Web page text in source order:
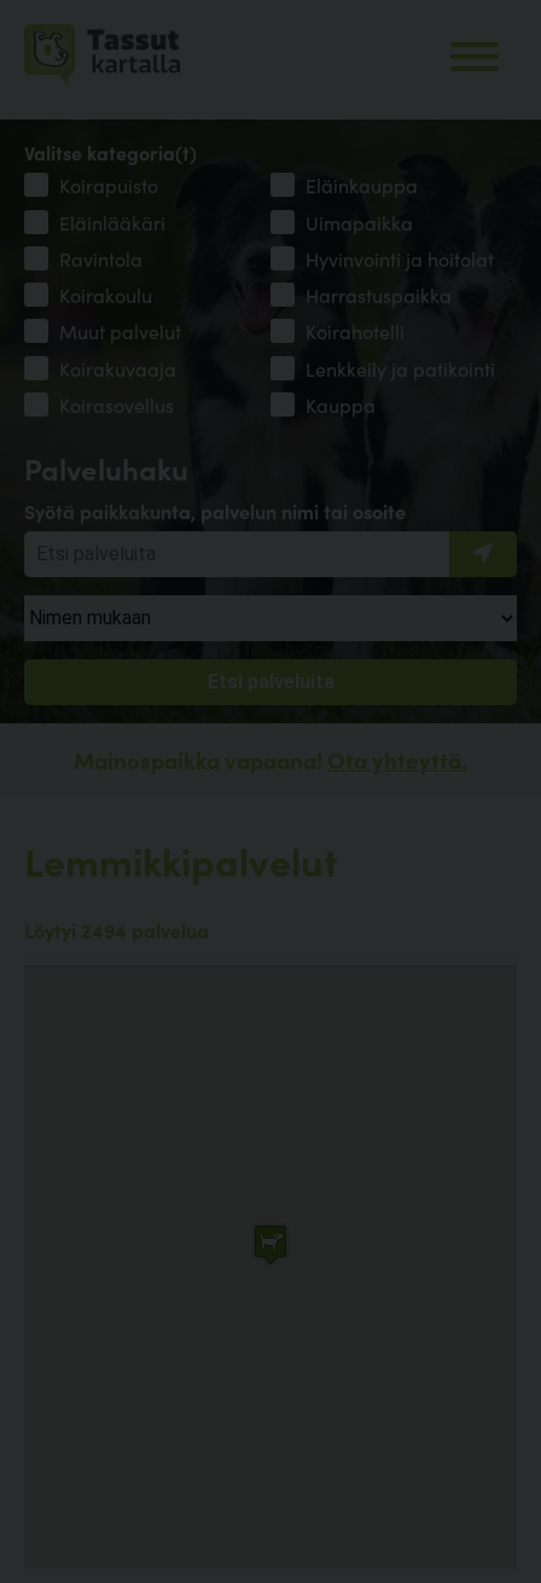
Palveluhaku
Syötä paikkakunta, palvelun nimi tai osoite
Valitse kategoria(t)
Koirapuisto
Eläinkauppa
Eläinlääkäri
Uimapaikka
Ravintola
Hyvinvointi ja hoitolat
Koirakoulu
Harrastuspaikka
Muut palvelut
Koirahotelli
Koirakuvaaja
Lenkkeily ja patikointi
Koirasovellus
Kauppa
Mainospaikka vapaana! Ota yhteyttä.
Lemmikkipalvelut
Löytyi 2494 palvelua